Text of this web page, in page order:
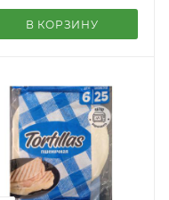
В КОРЗИНУ